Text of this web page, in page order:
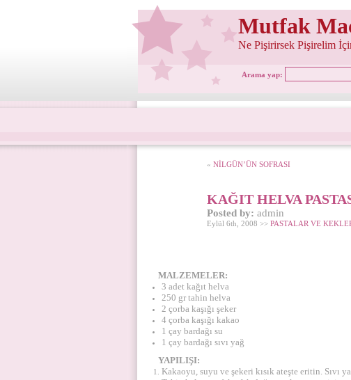
Mutfak
Ne Pişirirsek Pişirelim
Arama yap:
« NİLGÜN’ÜN SOFRASI
KAĞIT HELVA
Posted by: admin
Eylül 6th, 2008 >> PASTALAR VE
MALZEMELER:
3 adet kağıt helva
250 gr tahin helva
2 çorba kaşığı şeker
4 çorba kaşığı kakao
1 çay bardağı su
1 çay bardağı sıvı yağ
YAPILIŞI:
Kakaoyu, suyu ve şekeri kısık ateşte eritin. Sıvı